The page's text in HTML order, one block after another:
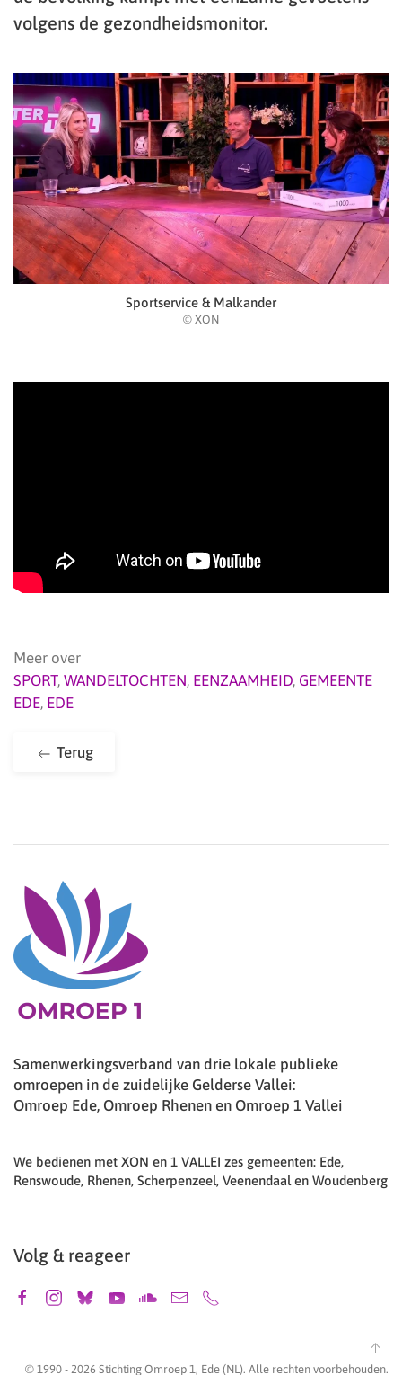
volgens de gezondheidsmonitor.
Sportservice & Malkander
© XON
Meer over
SPORT, WANDELTOCHTEN, EENZAAMHEID, GEMEENTE
EDE, EDE
Terug
Samenwerkingsverband van drie lokale publieke
omroepen in de zuidelijke Gelderse Vallei:
Omroep Ede, Omroep Rhenen en Omroep 1 Vallei
We bedienen met XON en 1 VALLEI zes gemeenten: Ede,
Renswoude, Rhenen, Scherpenzeel, Veenendaal en Woudenberg
Volg & reageer
© 1990 - 2026 Stichting Omroep 1, Ede (NL). Alle rechten voorbehouden.